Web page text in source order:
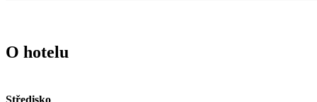
O hotelu